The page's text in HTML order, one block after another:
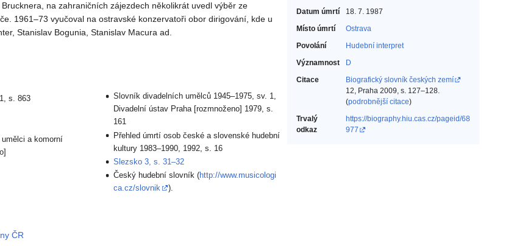
Datum úmrtí
18. 7. 1987
Místo úmrtí
Ostrava
Povolání
Hudební interpret‎
Významnost
D
Citace
Biografický slovník českých zemí
12, Praha 2009, s. 127–128.
(podrobnější citace)
Trvalý
odkaz
https://biography.hiu.cas.cz/pageid/68
977
na zahraničních zájezdech několikrát uvedl výběr ze
1961–73 vyučoval na ostravské konzervatoři obor dirigování, kde u
Stanislav Bogunia, Stanislav Macura ad.
s. 863
a komorní
Slovník divadelních umělců 1945–1975, sv. 1,
Divadelní ústav Praha [rozmnoženo] 1979, s.
161
Přehled úmrtí osob české a slovenské hudební
kultury 1983–1990, 1992, s. 16
Slezsko 3, s. 31–32
Český hudební slovník (http://www.musicologi
ca.cz/slovnik
).
ČR